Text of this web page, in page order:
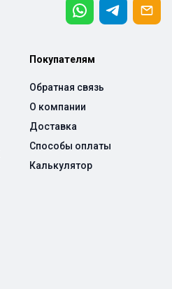
Покупателям
Обратная связь
О компании
Доставка
Способы оплаты
Калькулятор